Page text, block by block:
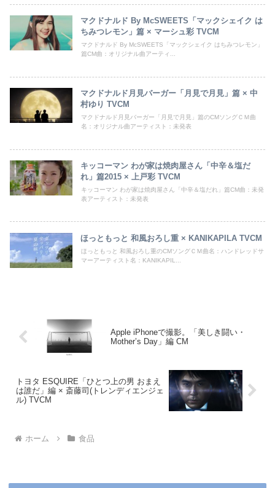
マクドナルド By McSWEETS「マックシェイク は
ちみつレモン」篇 × マーシュ彩 TVCM
マクドナルド By McSWEETS「マックシェイク はちみつレモン」
篇CM曲：オリジナル曲アーティ...
マクドナルド月見バーガー「月見で月見」篇 × 中
村ゆり TVCM
マクドナルド月見バーガー「月見で月見」篇のCMソングＣＭ曲
名：オリジナル曲アーティスト：未発表
キッコーマン わが家は焼肉屋さん「中辛＆塩だ
れ」篇2015 × 上戸彩 TVCM
キッコーマン わが家は焼肉屋さん「中辛＆塩だれ」篇CM曲：未発
表アーティスト：未発表
ほっともっと 和風おろし重 × KANIKAPILA TVCM
ほっともっと 和風おろし重のCMソングＣＭ曲名：ハンドレッドサ
マーアーティスト名：KANIKAPIL...
Apple iPhoneで撮影。「美しき闘い・
Mother’s Day」編 CM
トヨタ ESQUIRE「ひとつ上の男 おまえ
は誰だ」編 × 斎藤司(トレンディエンジェ
ル) TVCM
ホーム 食品